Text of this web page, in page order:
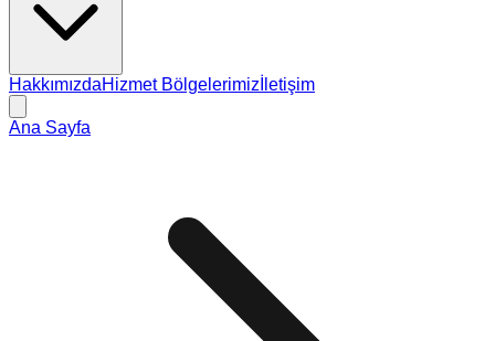
HakkımızdaHizmet Bölgelerimiz İletişim
Ana Sayfa